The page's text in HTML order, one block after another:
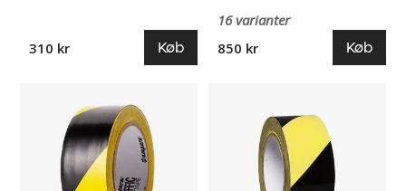
310 kr Køb
16 varianter
850 kr
Køb